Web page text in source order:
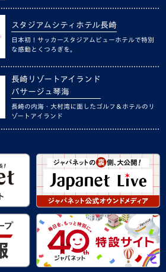
スタジアムシティホテル長崎
日本初！サッカースタジアムビューホテルで特別
な感動とくつろぎを。
長崎リゾートアイランド
パサージュ琴海
長崎の内海・大村湾に面したゴルフ＆ホテルのリ
ゾートアイランド